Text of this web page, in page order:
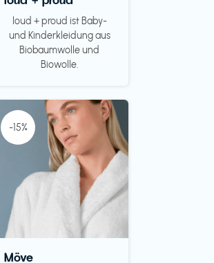
loud + proud ist Baby-
und Kinderkleidung aus
Biobaumwolle und
Biowolle.
-15%
Möve